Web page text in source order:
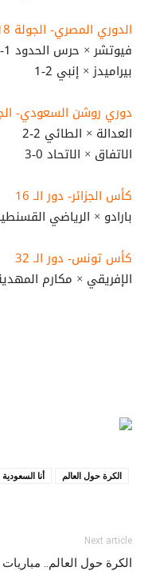
الدوري المصري- الجولة 18
فيوتشر × حرس الحدود 1-0
بيراميدز × إنبي 2-1
دوري روشن السعودي-
العدالة × الطائي 2-2
الاتفاق × الاتحاد 0-3
كأس الجزائر- دور الـ 16
بارادو × الرياضي
كأس تونس- دور الـ 32
الإفريقي × مكارم المهدية
أنا السعودية الكرة حول العالم
Next article
الكرة حول العالم.. مباريات